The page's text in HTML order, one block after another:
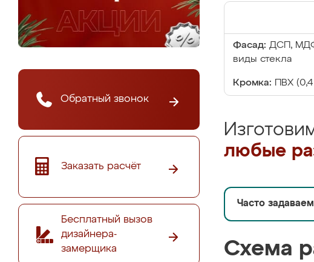
Обратный звонок
Заказать расчёт
Бесплатный вызов
дизайнера-
замерщика
Фасад: ДСП, МДФ
виды стекла
Кромка: ПВХ
любые
Часто
Схема